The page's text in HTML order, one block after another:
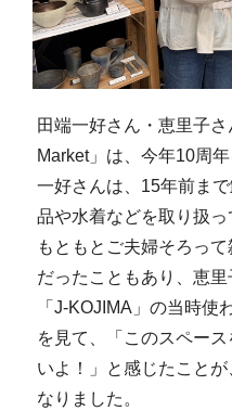
田端一好さん・恵里子
Market」は、今年10周年
一好さんは、15年前ま
品や水着などを取り扱っ
もともとご夫婦そろっ
だったこともあり、恵
「J-KOJIMA」の当時使
を見て、「このスペー
いよ！」と感じたこと
なりました。